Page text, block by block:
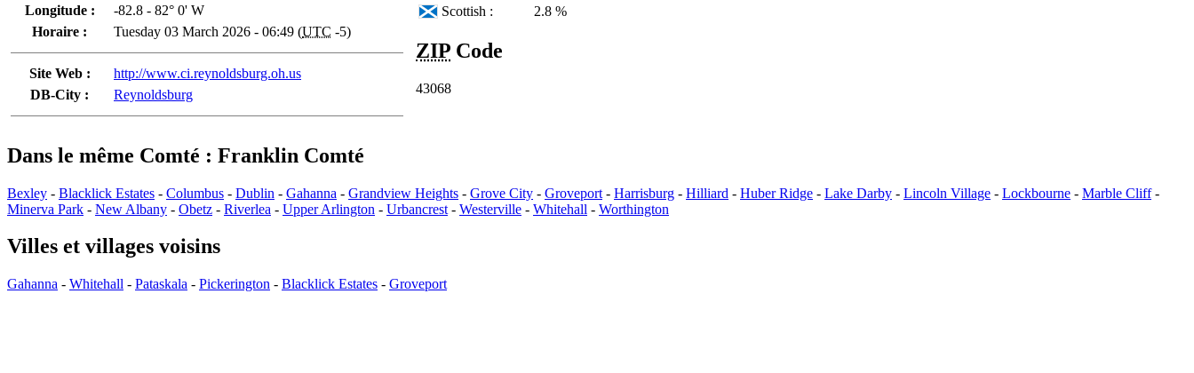
Longitude :
-82.8 - 82° 0' W
Horaire :
Tuesday 03 March 2026 - 06:49 (UTC -5)
Site Web :
http://www.ci.reynoldsburg.oh.us
DB-City :
Reynoldsburg
Scottish :
2.8 %
ZIP Code
43068
Dans le même Comté : Franklin Comté
Bexley - Blacklick Estates - Columbus - Dublin - Gahanna - Grandview Heights - Grove City - Groveport - Harrisburg - Hilliard - Huber Ridge - Lake Darby - Lincoln Village - Lockbourne - Marble Cliff-
Minerva Park - New Albany - Obetz - Riverlea - Upper Arlington - Urbancrest - Westerville - Whitehall - Worthington
Villes et villages voisins
Gahanna - Whitehall - Pataskala - Pickerington - Blacklick Estates - Groveport